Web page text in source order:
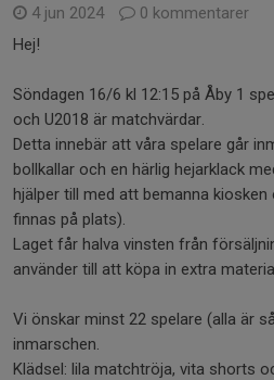
4 jun 2024
0 kommentarer
Hej!
Söndagen 16/6 kl 12:15 på Åby 1
och U2018 är matchvärdar.
Detta innebär att våra spelare går
bollkallar och en härlig hejarklack
hjälper till med att bemanna
finnas på plats).
Laget får halva vinsten från
använder till att köpa in extra
Vi önskar minst 22 spelare (alla är
inmarschen.
Klädsel: lila matchtröja, vita shorts